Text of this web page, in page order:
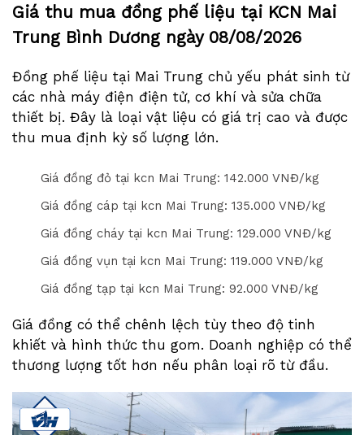
Giá thu mua đồng phế liệu tại KCN Mai
Trung Bình Dương ngày 08/08/2026
Đồng phế liệu tại Mai Trung chủ yếu phát sinh từ
các nhà máy điện điện tử, cơ khí và sửa chữa
thiết bị. Đây là loại vật liệu có giá trị cao và được
thu mua định kỳ số lượng lớn.
Giá đồng đỏ tại kcn Mai Trung: 142.000 VNĐ/kg
Giá đồng cáp tại kcn Mai Trung: 135.000 VNĐ/kg
Giá đồng cháy tại kcn Mai Trung: 129.000 VNĐ/kg
Giá đồng vụn tại kcn Mai Trung: 119.000 VNĐ/kg
Giá đồng tạp tại kcn Mai Trung: 92.000 VNĐ/kg
Giá đồng có thể chênh lệch tùy theo độ tinh
khiết và hình thức thu gom. Doanh nghiệp có thể
thương lượng tốt hơn nếu phân loại rõ từ đầu.